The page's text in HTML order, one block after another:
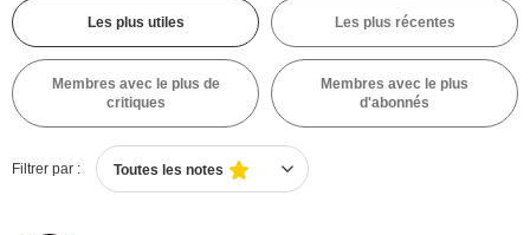
Les plus utiles Les plus récentes
Membres avec le plus de
critiques
Membres avec le plus
d'abonnés
Filtrer par : Toutes les notes